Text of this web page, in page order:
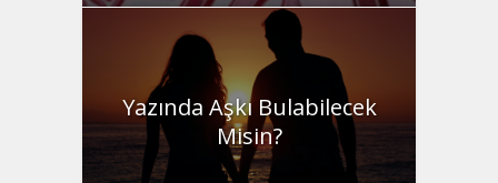
Yazında Aşkı Bulabilecek
Misin?